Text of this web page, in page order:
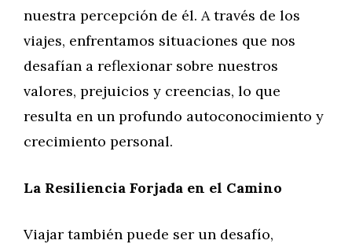
nuestra percepción de él. A través de los
viajes, enfrentamos situaciones que nos
desafían a reflexionar sobre nuestros
valores, prejuicios y creencias, lo que
resulta en un profundo autoconocimiento y
crecimiento personal.
La Resiliencia Forjada en el Camino
Viajar también puede ser un desafío,